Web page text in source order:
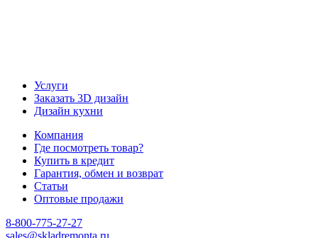
Услуги
Заказать 3D дизайн
Дизайн кухни
Компания
Где посмотреть товар?
Купить в кредит
Гарантия, обмен и возврат
Статьи
Оптовые продажи
8-800-775-27-27
sales@skladremonta.ru